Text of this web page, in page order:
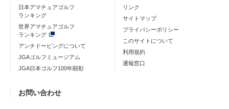
日本アマチュアゴルフ
ランキング
世界アマチュアゴルフ
ランキング
アンチドーピングについて
JGAゴルフミュージアム
JGA日本ゴルフ100年顕彰
リンク
サイトマップ
プライバシーポリシー
このサイトについて
利用規約
通報窓口
お問い合わせ